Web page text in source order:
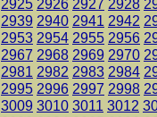
2925 2926 2927 2928
2939 2940 2941 2942
2953 2954 2955 2956
2967 2968 2969 2970
2981 2982 2983 2984
2995 2996 2997 2998
3009 3010 3011 3012